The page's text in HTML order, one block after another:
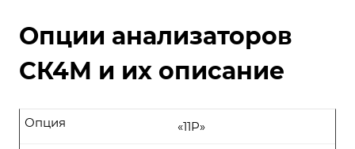
Опции анализаторов
СК4М и их описание
«11P»
Опция